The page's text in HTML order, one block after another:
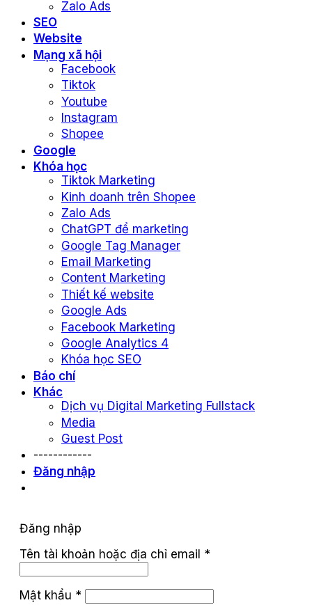
Zalo Ads
SEO
Website
Mạng xã hội
Facebook
Tiktok
Youtube
Instagram
Shopee
Google
Khóa học
Tiktok Marketing
Kinh doanh trên Shopee
Zalo Ads
ChatGPT để marketing
Google Tag Manager
Email Marketing
Content Marketing
Thiết kế website
Google Ads
Facebook Marketing
Google Analytics 4
Khóa học SEO
Báo chí
Khác
Dịch vụ Digital Marketing Fullstack
Media
Guest Post
------------
Đăng nhập
Đăng nhập
Tên tài khoản hoặc địa chỉ email *
Mật khẩu *